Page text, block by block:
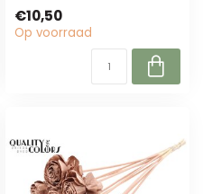
realisti...
€10,50
Op voorraad